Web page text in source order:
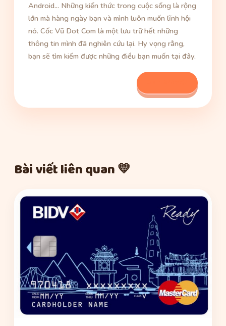
Android... Những kiến thức trong cuộc sống là rộng
lớn mà hàng ngày bạn và mình luôn muốn lĩnh hội
nó. Cốc Vũ Dot Com là một lưu trữ hết những
thông tin mình đã nghiên cứu lại. Hy vọng rằng,
bạn sẽ tìm kiếm được những điều bạn muốn tại đây.
Bài viết liên quan 💛